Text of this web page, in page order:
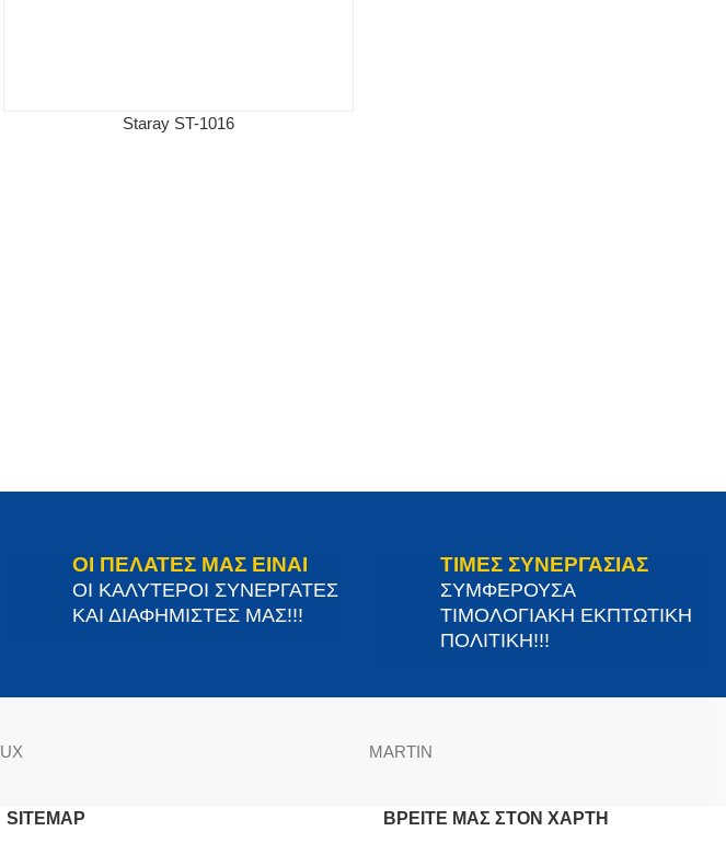
Staray ST-1016
ΟΙ ΠΕΛΑΤΕΣ ΜΑΣ ΕΙΝΑΙ
ΟΙ ΚΑΛΥΤΕΡΟΙ ΣΥΝΕΡΓΑΤΕΣ
ΚΑΙ ΔΙΑΦΗΜΙΣΤΕΣ ΜΑΣ!!!
ΤΙΜΕΣ ΣΥΝΕΡΓΑΣΙΑΣ
ΣΥΜΦΕΡΟΥΣΑ
ΤΙΜΟΛΟΓΙΑΚΗ ΕΚΠΤΩΤΙΚΗ
ΠΟΛΙΤΙΚΗ!!!
MARTIN
SITEMAP ΒΡΕΊΤΕ ΜΑΣ ΣΤΟΝ ΧΆΡΤΗ